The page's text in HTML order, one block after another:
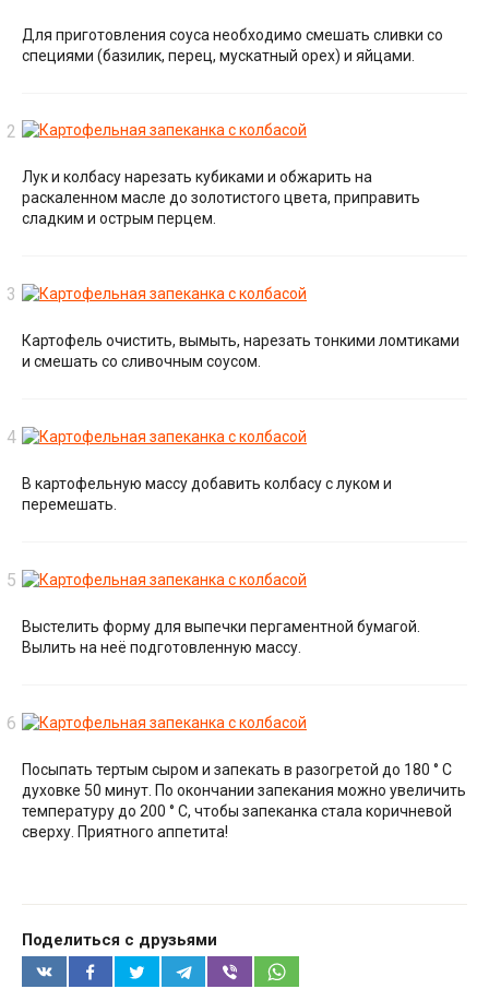
Для приготовления соуса необходимо смешать сливки со
специями (базилик, перец, мускатный орех) и яйцами.
Лук и колбасу нарезать кубиками и обжарить на
раскаленном масле до золотистого цвета, приправить
сладким и острым перцем.
Картофель очистить, вымыть, нарезать тонкими ломтиками
и смешать со сливочным соусом.
В картофельную массу добавить колбасу с луком и
перемешать.
Выстелить форму для выпечки пергаментной бумагой.
Вылить на неё подготовленную массу.
Посыпать тертым сыром и запекать в разогретой до 180 ° C
духовке 50 минут. По окончании запекания можно увеличить
температуру до 200 ° C, чтобы запеканка стала коричневой
сверху. Приятного аппетита!
Поделиться с друзьями